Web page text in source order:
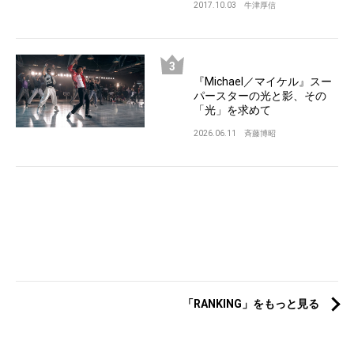
2017.10.03 牛津厚信
『Michael／マイケル』スー
パースターの光と影、その
「光」を求めて
2026.06.11 斉藤博昭
「RANKING」をもっと見る